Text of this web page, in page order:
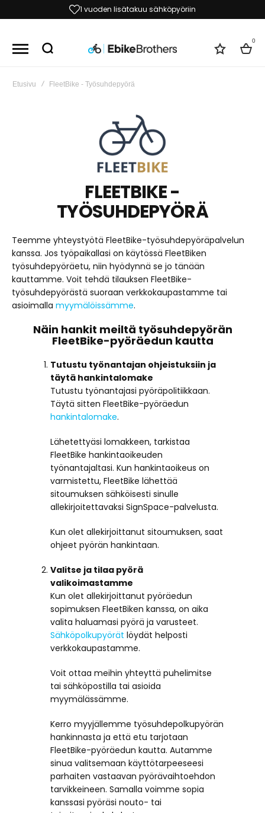
1 vuoden lisätakuu sähköpyöriin
0
Etusivu FleetBike - Työsuhdepyörä
FLEETBIKE -
TYÖSUHDEPYÖRÄ
Teemme yhteystyötä FleetBike-työsuhdepyöräpalvelun
kanssa. Jos työpaikallasi on käytössä FleetBiken
työsuhdepyöräetu, niin hyödynnä se jo tänään
kauttamme. Voit tehdä tilauksen FleetBike-
työsuhdepyörästä suoraan verkkokaupastamme tai
asioimalla myymälöissämme.
Näin hankit meiltä työsuhdepyörän
FleetBike-pyöräedun kautta
Tutustu työnantajan ohjeistuksiin ja
täytä hankintalomake
Tutustu työnantajasi pyöräpolitiikkaan.
Täytä sitten FleetBike-pyöräedun
hankintalomake.
Lähetettyäsi lomakkeen, tarkistaa
FleetBike hankintaoikeuden
työnantajaltasi. Kun hankintaoikeus on
varmistettu, FleetBike lähettää
sitoumuksen sähköisesti sinulle
allekirjoitettavaksi SignSpace-palvelusta.
Kun olet allekirjoittanut sitoumuksen, saat
ohjeet pyörän hankintaan.
Valitse ja tilaa pyörä
valikoimastamme
Kun olet allekirjoittanut pyöräedun
sopimuksen FleetBiken kanssa, on aika
valita haluamasi pyörä ja varusteet.
Sähköpolkupyörät löydät helposti
verkkokaupastamme.
Voit ottaa meihin yhteyttä puhelimitse
tai sähköpostilla tai asioida
myymälässämme.
Kerro myyjällemme työsuhdepolkupyörän
hankinnasta ja että etu tarjotaan
FleetBike-pyöräedun kautta. Autamme
sinua valitsemaan käyttötarpeeseesi
parhaiten vastaavan pyörävaihtoehdon
tarvikkeineen. Samalla voimme sopia
kanssasi pyöräsi nouto- tai